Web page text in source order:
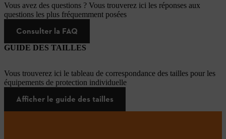
Vous avez des questions ? Vous trouverez ici les réponses aux
questions les plus fréquemment posées
Consulter la FAQ
GUIDE DES TAILLES
Vous trouverez ici le tableau de correspondance des tailles pour les
équipements de protection individuelle
Afficher le guide des tailles